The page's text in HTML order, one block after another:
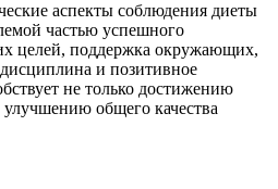
аспекты соблюдения диеты
частью успешного
целей, поддержка окружающих,
и позитивное
не только достижению
улучшению общего качества